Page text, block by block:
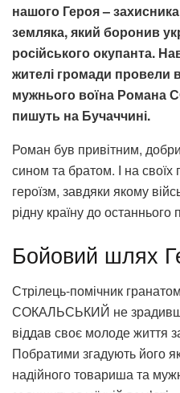
нашого Героя –
земляка, який боронив
російського окупанта.
жителі громади провели
мужнього воїна
пишуть на Бучаччині.
Роман був привітним,
сином та братом. І на
героїзм, завдяки якому
рідну країну до останнього
Бойовий шлях
Стрілець-помічник
СОКАЛЬСЬКИЙ не
віддав своє молоде життя
Побратими згадують його
надійного товариша та